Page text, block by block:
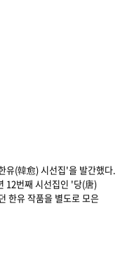
유(韓愈) 시선집'을 발간했다.
12번째 시선집인 '당(唐)
한유 작품을 별도로 모은